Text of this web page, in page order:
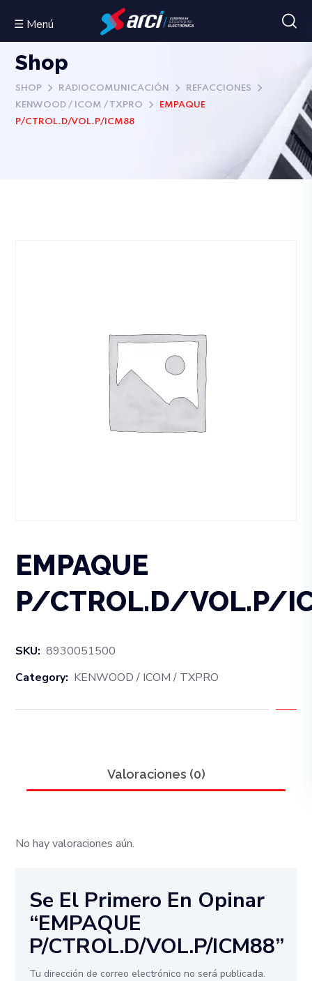
☰ Menú
Shop
SHOP RADIOCOMUNICACIÓN
REFACCIONES
KENWOOD / ICOM / TXPRO
EMPAQUE
P/CTROL.D/VOL.P/ICM88
EMPAQUE
P/CTROL.D/VOL.P/
SKU: 8930051500
Category: KENWOOD / ICOM / TXPRO
Valoraciones (0)
No hay valoraciones aún.
Se El Primero En Opinar
“EMPAQUE
P/CTROL.D/VOL.P/ICM88”
Tu dirección de correo electrónico no será publicada.